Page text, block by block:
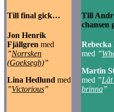
Till final gick…
Jon Henrik
Fjällgren med
”Norrsken
(Goeksegh)”
Lina Hedlund med
”Victorious”
Till
chansen
Rebecka
med ”
Martin
med ”Låt
brinna”